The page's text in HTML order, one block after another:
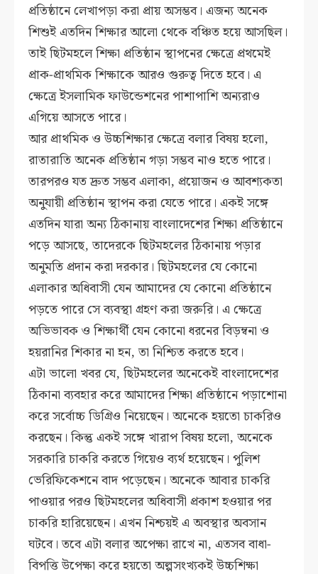
প্রতিষ্ঠানে লেখাপড়া করা প্রায় অসম্ভব। এজন্য অনেক
শিশুই এতদিন শিক্ষার আলো থেকে বঞ্চিত হয়ে আসছিল।
তাই ছিটমহলে শিক্ষা প্রতিষ্ঠান স্থাপনের ক্ষেত্রে প্রথমেই
প্রাক-প্রাথমিক শিক্ষাকে আরও গুরুত্ব দিতে হবে। এ
ক্ষেত্রে ইসলামিক ফাউন্ডেশনের পাশাপাশি অন্যরাও
এগিয়ে আসতে পারে।
আর প্রাথমিক ও উচ্চশিক্ষার ক্ষেত্রে বলার বিষয় হলো,
রাতারাতি অনেক প্রতিষ্ঠান গড়া সম্ভব নাও হতে পারে।
তারপরও যত দ্রুত সম্ভব এলাকা, প্রয়োজন ও আবশ্যকতা
অনুযায়ী প্রতিষ্ঠান স্থাপন করা যেতে পারে। একই সঙ্গে
এতদিন যারা অন্য ঠিকানায় বাংলাদেশের শিক্ষা প্রতিষ্ঠানে
পড়ে আসছে, তাদেরকে ছিটমহলের ঠিকানায় পড়ার
অনুমতি প্রদান করা দরকার। ছিটমহলের যে কোনো
এলাকার অধিবাসী যেন আমাদের যে কোনো প্রতিষ্ঠানে
পড়তে পারে সে ব্যবস্থা গ্রহণ করা জরুরি। এ ক্ষেত্রে
অভিভাবক ও শিক্ষার্থী যেন কোনো ধরনের বিড়ম্বনা ও
হয়রানির শিকার না হন, তা নিশ্চিত করতে হবে।
এটা ভালো খবর যে, ছিটমহলের অনেকেই বাংলাদেশের
ঠিকানা ব্যবহার করে আমাদের শিক্ষা প্রতিষ্ঠানে পড়াশোনা
করে সর্বোচ্চ ডিগ্রিও নিয়েছেন। অনেকে হয়তো চাকরিও
করছেন। কিন্তু একই সঙ্গে খারাপ বিষয় হলো, অনেকে
সরকারি চাকরি করতে গিয়েও ব্যর্থ হয়েছেন। পুলিশ
ভেরিফিকেশনে বাদ পড়েছেন। অনেকে আবার চাকরি
পাওয়ার পরও ছিটমহলের অধিবাসী প্রকাশ হওয়ার পর
চাকরি হারিয়েছেন। এখন নিশ্চয়ই এ অবস্থার অবসান
ঘটবে। তবে এটা বলার অপেক্ষা রাখে না, এতসব বাধা-
বিপত্তি উপেক্ষা করে হয়তো অল্পসংখ্যকই উচ্চশিক্ষা